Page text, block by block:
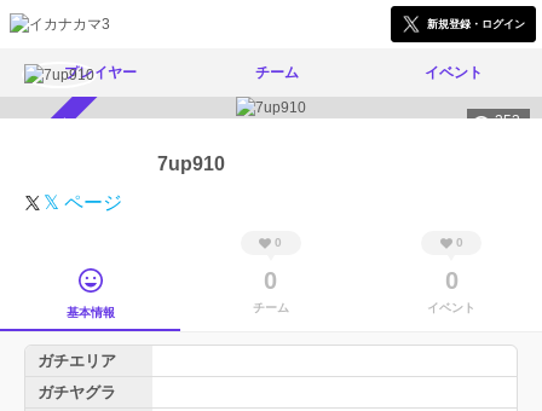
新規登録・ログイン
プレイヤー チーム イベント
353
7up910
𝕏 ページ
基本情報
0
0
チーム
0
0
イベント
ガチエリア
ガチヤグラ